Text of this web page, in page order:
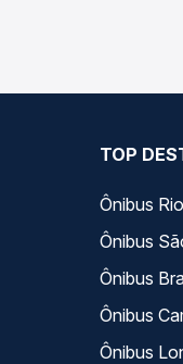
TOP
Ônibus
Ônibus
Ônibus
Ônibus
Ônibus